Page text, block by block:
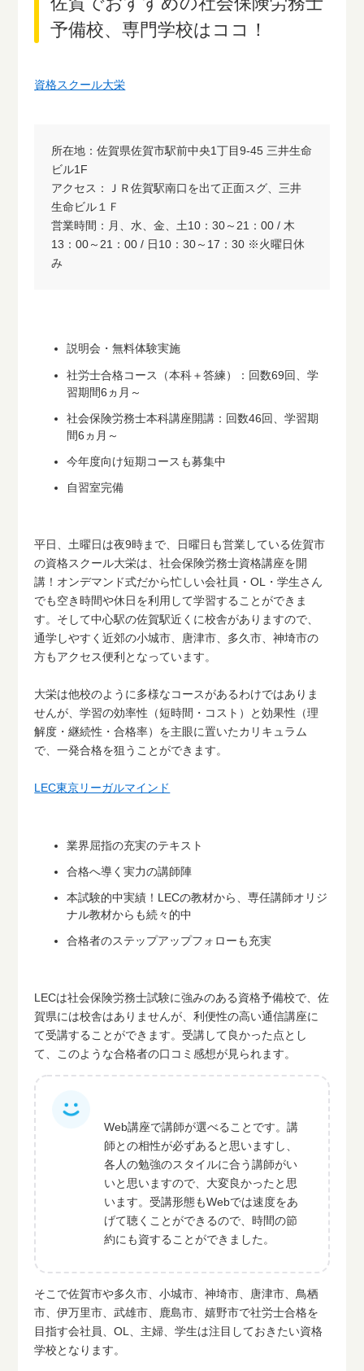
予備校、専門学校はココ！
資格スクール大栄
所在地：佐賀県佐賀市駅前中央1丁目9-45 三井生命
ビル1F
アクセス：ＪＲ佐賀駅南口を出て正面スグ、三井
生命ビル１Ｆ
営業時間：月、水、金、土10：30～21：00 / 木
13：00～21：00 / 日10：30～17：30 ※火曜日休
み
説明会・無料体験実施
社労士合格コース（本科＋答練）：回数69回、学
習期間6ヵ月～
社会保険労務士本科講座開講：回数46回、学習期
間6ヵ月～
今年度向け短期コースも募集中
自習室完備
平日、土曜日は夜9時まで、日曜日も営業している佐賀市
の資格スクール大栄は、社会保険労務士資格講座を開
講！オンデマンド式だから忙しい会社員・OL・学生さん
でも空き時間や休日を利用して学習することができま
す。そして中心駅の佐賀駅近くに校舎がありますので、
通学しやすく近郊の小城市、唐津市、多久市、神埼市の
方もアクセス便利となっています。
大栄は他校のように多様なコースがあるわけではありま
せんが、学習の効率性（短時間・コスト）と効果性（理
解度・継続性・合格率）を主眼に置いたカリキュラム
で、一発合格を狙うことができます。
LEC東京リーガルマインド
業界屈指の充実のテキスト
合格へ導く実力の講師陣
本試験的中実績！LECの教材から、専任講師オリジ
ナル教材からも続々的中
合格者のステップアップフォローも充実
LECは社会保険労務士試験に強みのある資格予備校で、佐
賀県には校舎はありませんが、利便性の高い通信講座に
て受講することができます。受講して良かった点とし
て、このような合格者の口コミ感想が見られます。
Web講座で講師が選べることです。講
師との相性が必ずあると思いますし、
各人の勉強のスタイルに合う講師がい
いと思いますので、大変良かったと思
います。受講形態もWebでは速度をあ
げて聴くことができるので、時間の節
約にも資することができました。
そこで佐賀市や多久市、小城市、神埼市、唐津市、鳥栖
市、伊万里市、武雄市、鹿島市、嬉野市で社労士合格を
目指す会社員、OL、主婦、学生は注目しておきたい資格
学校となります。